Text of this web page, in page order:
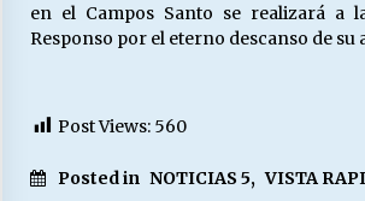
en el Campos Santo se realizará a
Responso por el eterno descanso de su
Post Views: 560
Posted in NOTICIAS 5, VISTA